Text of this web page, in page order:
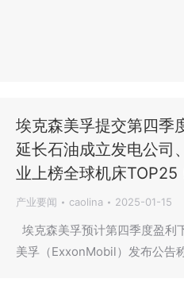
埃克森美孚提交第四季
延长石油成立发电公司
业上榜全球机床TOP25
产业要闻 caolina 2025-01-15
埃克森美孚预计第四季度盈利
美孚（ExxonMobil）发布公告